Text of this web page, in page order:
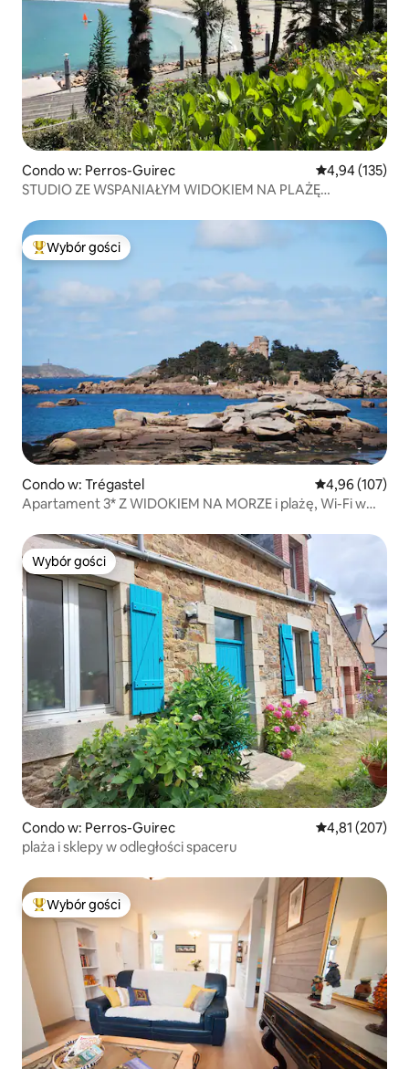
Condo w: Perros-Guirec Średnia
4,94 (135)
STUDIO ZE WSPANIAŁYM WIDOKIEM NA PLAŻĘ
Najpopularniejsze z kategorii Wybór gości
Wybór gości
Condo w: Trégastel Średnia
4,96 (107)
Apartament 3* Z WIDOKIEM NA MORZE i plażę, Wi-Fi w
Wybór gości
Wybór gości
Condo w: Perros-Guirec Średnia
4,81 (207)
plaża i sklepy w odległości spaceru
Najpopularniejsze z kategorii Wybór gości
Wybór gości